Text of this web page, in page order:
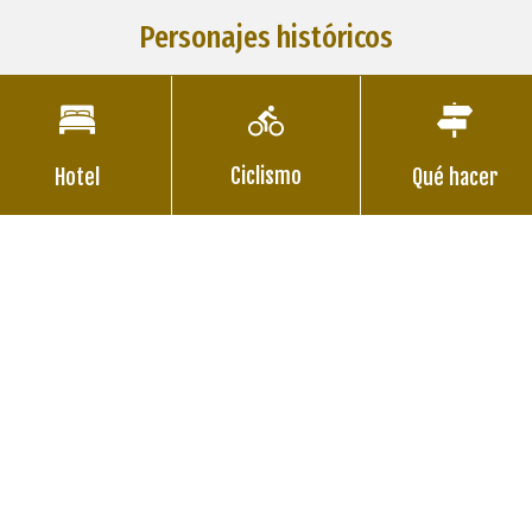
Personajes históricos
Hotel Ciclismo Qué hacer